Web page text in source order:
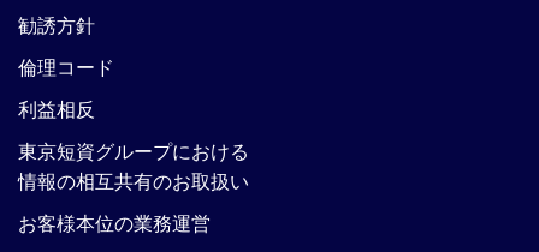
勧誘方針
倫理コード
利益相反
東京短資グループにおける
情報の相互共有のお取扱い
お客様本位の業務運営